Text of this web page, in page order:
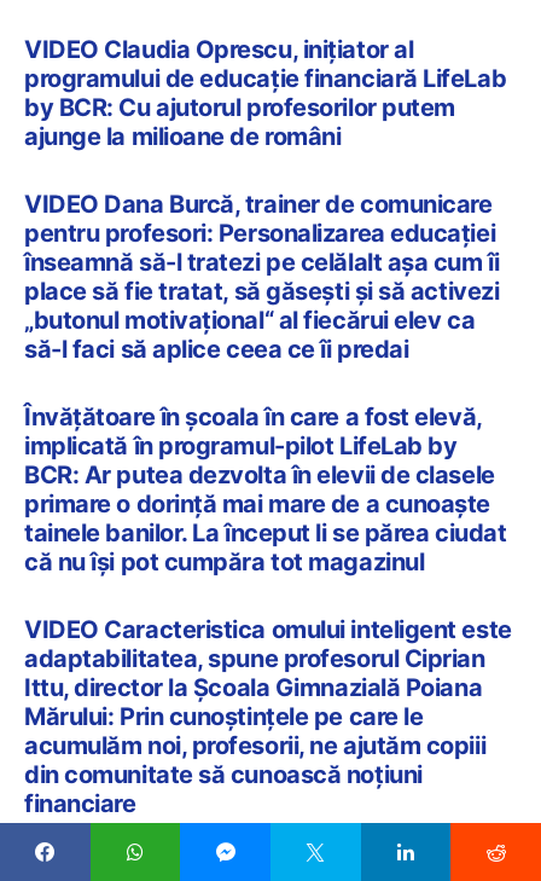
VIDEO Claudia Oprescu, inițiator al
programului de educație financiară LifeLab
by BCR: Cu ajutorul profesorilor putem
ajunge la milioane de români
VIDEO Dana Burcă, trainer de comunicare
pentru profesori: Personalizarea educației
înseamnă să-l tratezi pe celălalt așa cum îi
place să fie tratat, să găsești și să activezi
„butonul motivațional“ al fiecărui elev ca
să-l faci să aplice ceea ce îi predai
Învățătoare în școala în care a fost elevă,
implicată în programul-pilot LifeLab by
BCR: Ar putea dezvolta în elevii de clasele
primare o dorință mai mare de a cunoaște
tainele banilor. La început li se părea ciudat
că nu își pot cumpăra tot magazinul
VIDEO Caracteristica omului inteligent este
adaptabilitatea, spune profesorul Ciprian
Ittu, director la Școala Gimnazială Poiana
Mărului: Prin cunoștințele pe care le
acumulăm noi, profesorii, ne ajutăm copiii
din comunitate să cunoască noțiuni
financiare
VIDEO Profesorii au nevoie mai mult ca